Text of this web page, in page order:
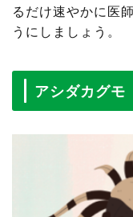
るだけ速やかに医
うにしましょう。
アシダカグモ